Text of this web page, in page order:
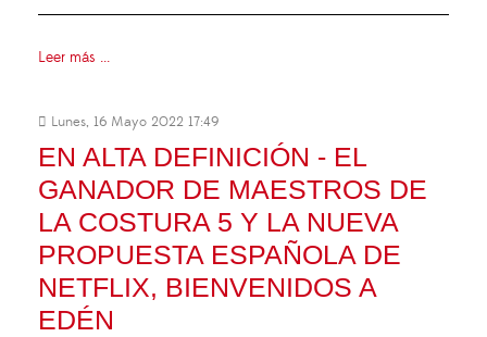
Leer más ...
Lunes, 16 Mayo 2022 17:49
EN ALTA DEFINICIÓN - EL
GANADOR DE MAESTROS DE
LA COSTURA 5 Y LA NUEVA
PROPUESTA ESPAÑOLA DE
NETFLIX, BIENVENIDOS A
EDÉN